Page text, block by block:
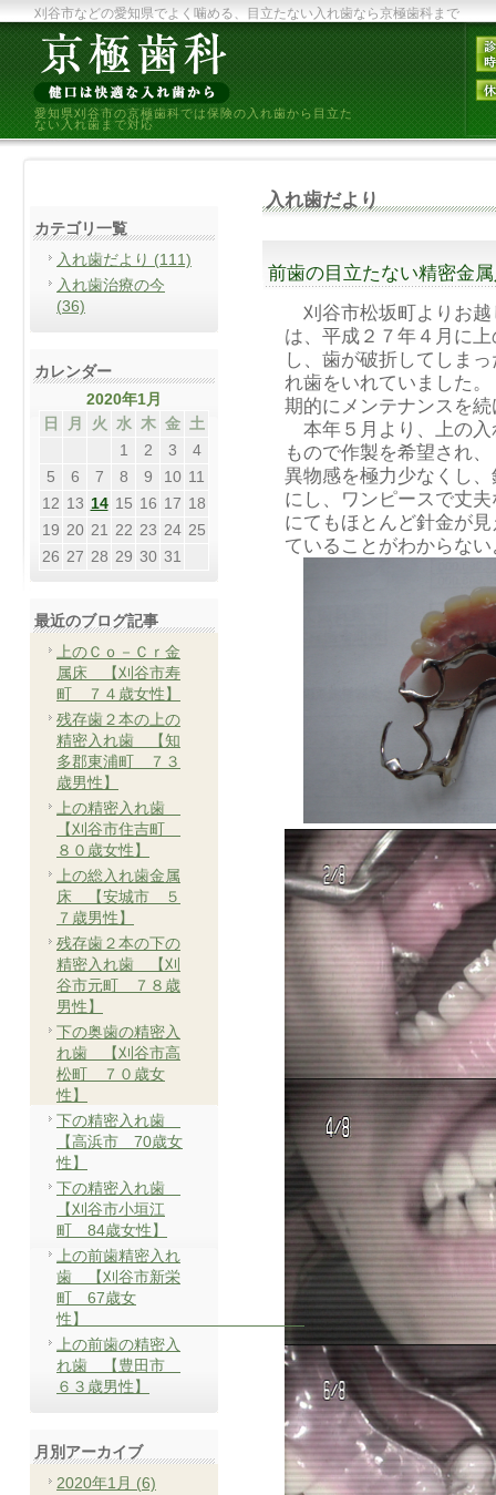
刈谷市などの愛知県でよく噛める、目立たない入れ歯なら京極歯科まで
愛知県刈谷市の京極歯科では保険の入れ歯から目立た
ない入れ歯まで対応
入れ歯だより
前歯の目立たない精密金
刈谷市松坂町よりお
は、平成２７年４月に
し、歯が破折してしま
れ歯をいれていました
期的にメンテナンスを
本年５月より、上の入
もので作製を希望され
異物感を極力少なくし
にし、ワンピースで丈
にてもほとんど針金が
ていることがわからな
カテゴリ一覧
入れ歯だより (111)
入れ歯治療の今
(36)
カレンダー
2020年1月
日
月 火 水 木 金 土
1
2 3
4
5
6 7 8 9 10 11
12 13 14 15 16 17 18
19 20 21 22 23 24 25
26 27 28 29 30 31
最近のブログ記事
上のＣｏ－Ｃｒ金
属床 【刈谷市寿
町 ７４歳女性】
残存歯２本の上の
精密入れ歯 【知
多郡東浦町 ７３
歳男性】
上の精密入れ歯
【刈谷市住吉町
８０歳女性】
上の総入れ歯金属
床 【安城市 ５
７歳男性】
残存歯２本の下の
精密入れ歯 【刈
谷市元町 ７８歳
男性】
下の奥歯の精密入
れ歯 【刈谷市高
松町 ７０歳女
性】
下の精密入れ歯
【高浜市 70歳女
性】
下の精密入れ歯
【刈谷市小垣江
町 84歳女性】
上の前歯精密入れ
歯 【刈谷市新栄
町 67歳女
性】
上の前歯の精密入
れ歯 【豊田市
６３歳男性】
月別アーカイブ
2020年1月 (6)